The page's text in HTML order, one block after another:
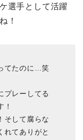
選手として活躍
！
てたのに…笑
プレーしてる
！
そして腐らな
れてありがと